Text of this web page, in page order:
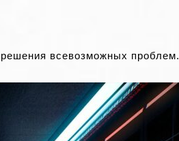
всевозможных проблем.